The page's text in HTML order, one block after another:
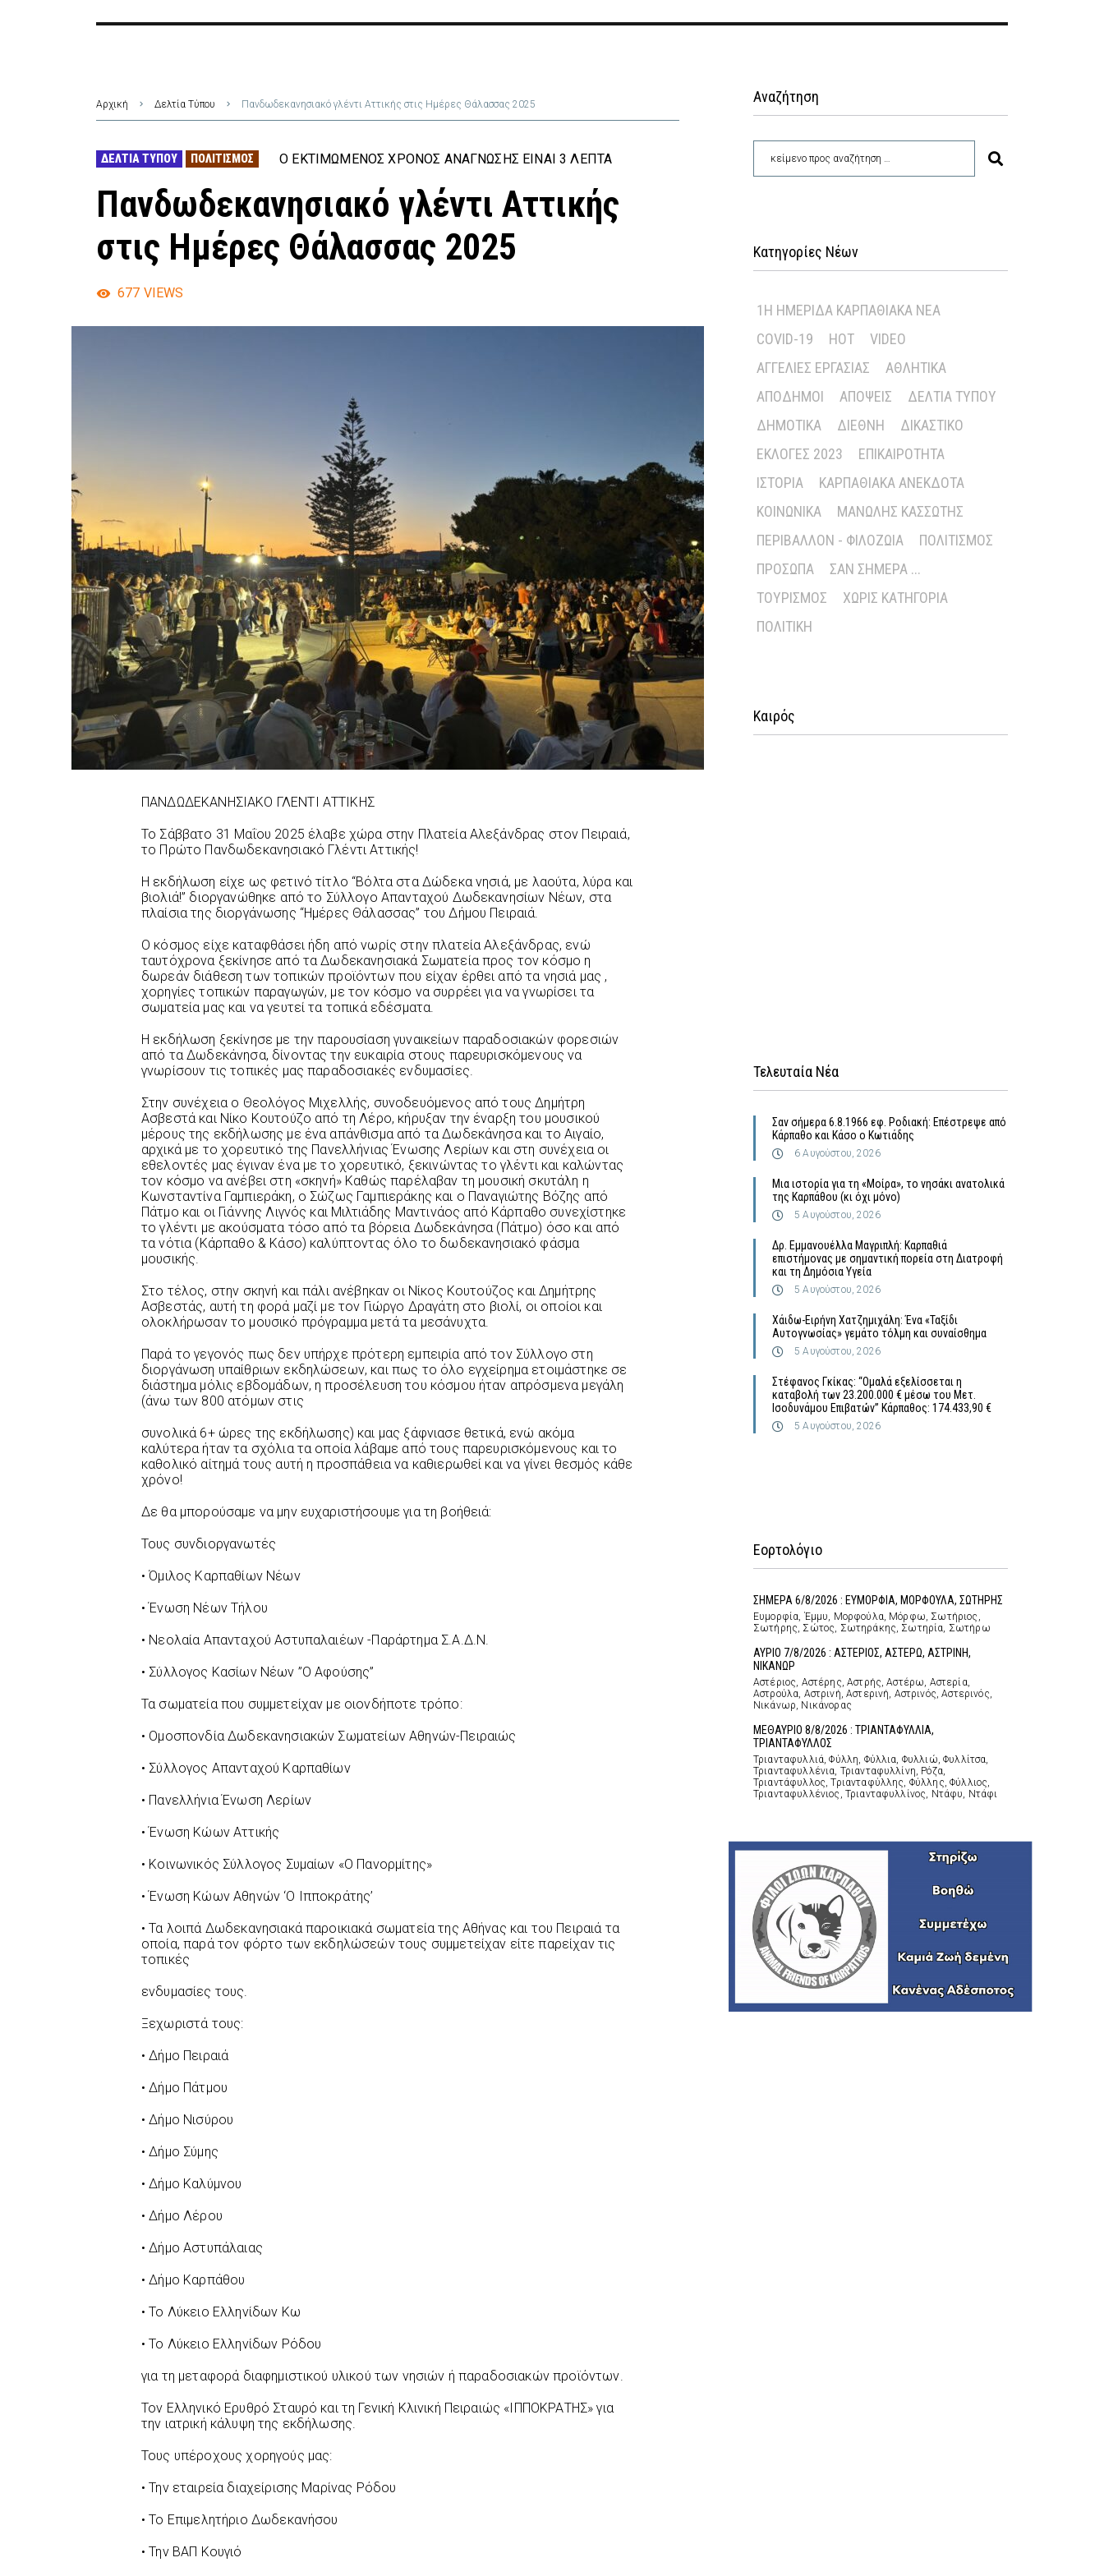
Αρχική Δελτία Τύπου Πανδωδεκανησιακό γλέντι Αττικής στις Ημέρες Θάλασσας 2025
ΔΕΛΤΊΑ ΤΎΠΟΥ ΠΟΛΙΤΙΣΜΌΣ Ο ΕΚΤΙΜΏΜΕΝΟΣ ΧΡΌΝΟΣ ΑΝΆΓΝΩΣΗΣ ΕΊΝΑΙ 3 ΛΕΠΤΆ
Πανδωδεκανησιακό γλέντι Αττικής
στις Ημέρες Θάλασσας 2025
677 VIEWS
ΠΑΝΔΩΔΕΚΑΝΗΣΙΑΚΟ ΓΛΕΝΤΙ ΑΤΤΙΚΗΣ
Το Σάββατο 31 Μαΐου 2025 έλαβε χώρα στην Πλατεία Αλεξάνδρας στον Πειραιά,
το Πρώτο Πανδωδεκανησιακό Γλέντι Αττικής!
Η εκδήλωση είχε ως φετινό τίτλο “Βόλτα στα Δώδεκα νησιά, με λαούτα, λύρα και
βιολιά!” διοργανώθηκε από το Σύλλογο Απανταχού Δωδεκανησίων Νέων, στα
πλαίσια της διοργάνωσης “Ημέρες Θάλασσας” του Δήμου Πειραιά.
Ο κόσμος είχε καταφθάσει ήδη από νωρίς στην πλατεία Αλεξάνδρας, ενώ
ταυτόχρονα ξεκίνησε από τα Δωδεκανησιακά Σωματεία προς τον κόσμο η
δωρεάν διάθεση των τοπικών προϊόντων που είχαν έρθει από τα νησιά μας ,
χορηγίες τοπικών παραγωγών, με τον κόσμο να συρρέει για να γνωρίσει τα
σωματεία μας και να γευτεί τα τοπικά εδέσματα.
Η εκδήλωση ξεκίνησε με την παρουσίαση γυναικείων παραδοσιακών φορεσιών
από τα Δωδεκάνησα, δίνοντας την ευκαιρία στους παρευρισκόμενους να
γνωρίσουν τις τοπικές μας παραδοσιακές ενδυμασίες.
Στην συνέχεια ο Θεολόγος Μιχελλής, συνοδευόμενος από τους Δημήτρη
Ασβεστά και Νίκο Κουτούζο από τη Λέρο, κήρυξαν την έναρξη του μουσικού
μέρους της εκδήλωσης με ένα απάνθισμα από τα Δωδεκάνησα και το Αιγαίο,
αρχικά με το χορευτικό της Πανελλήνιας Ένωσης Λερίων και στη συνέχεια οι
εθελοντές μας έγιναν ένα με το χορευτικό, ξεκινώντας το γλέντι και καλώντας
τον κόσμο να ανέβει στη «σκηνή» Καθώς παρέλαβαν τη μουσική σκυτάλη η
Κωνσταντίνα Γαμπιεράκη, ο Σώζως Γαμπιεράκης και ο Παναγιώτης Βόζης από
Πάτμο και οι Γιάννης Λιγνός και Μιλτιάδης Μαντινάος από Κάρπαθο συνεχίστηκε
το γλέντι με ακούσματα τόσο από τα βόρεια Δωδεκάνησα (Πάτμο) όσο και από
τα νότια (Κάρπαθο & Κάσο) καλύπτοντας όλο το δωδεκανησιακό φάσμα
μουσικής.
Στο τέλος, στην σκηνή και πάλι ανέβηκαν οι Νίκος Κουτούζος και Δημήτρης
Ασβεστάς, αυτή τη φορά μαζί με τον Γιώργο Δραγάτη στο βιολί, οι οποίοι και
ολοκλήρωσαν το μουσικό πρόγραμμα μετά τα μεσάνυχτα.
Παρά το γεγονός πως δεν υπήρχε πρότερη εμπειρία από τον Σύλλογο στη
διοργάνωση υπαίθριων εκδηλώσεων, και πως το όλο εγχείρημα ετοιμάστηκε σε
διάστημα μόλις εβδομάδων, η προσέλευση του κόσμου ήταν απρόσμενα μεγάλη
(άνω των 800 ατόμων στις
συνολικά 6+ ώρες της εκδήλωσης) και μας ξάφνιασε θετικά, ενώ ακόμα
καλύτερα ήταν τα σχόλια τα οποία λάβαμε από τους παρευρισκόμενους και το
καθολικό αίτημά τους αυτή η προσπάθεια να καθιερωθεί και να γίνει θεσμός κάθε
χρόνο!
Δε θα μπορούσαμε να μην ευχαριστήσουμε για τη βοήθειά:
Τους συνδιοργανωτές
• Όμιλος Καρπαθίων Νέων
• Ένωση Νέων Τήλου
• Νεολαία Απανταχού Αστυπαλαιέων -Παράρτημα Σ.Α.Δ.Ν.
• Σύλλογος Κασίων Νέων ”Ο Αφούσης”
Τα σωματεία που συμμετείχαν με οιονδήποτε τρόπο:
• Ομοσπονδία Δωδεκανησιακών Σωματείων Αθηνών-Πειραιώς
• Σύλλογος Απανταχού Καρπαθίων
• Πανελλήνια Ένωση Λερίων
• Ένωση Κώων Αττικής
• Κοινωνικός Σύλλογος Συμαίων «Ο Πανορμίτης»
• Ένωση Κώων Αθηνών ‘Ο Ιπποκράτης’
• Τα λοιπά Δωδεκανησιακά παροικιακά σωματεία της Αθήνας και του Πειραιά τα
οποία, παρά τον φόρτο των εκδηλώσεών τους συμμετείχαν είτε παρείχαν τις
τοπικές
ενδυμασίες τους.
Ξεχωριστά τους:
• Δήμο Πειραιά
• Δήμο Πάτμου
• Δήμο Νισύρου
• Δήμο Σύμης
• Δήμο Καλύμνου
• Δήμο Λέρου
• Δήμο Αστυπάλαιας
• Δήμο Καρπάθου
• Το Λύκειο Ελληνίδων Κω
• Το Λύκειο Ελληνίδων Ρόδου
για τη μεταφορά διαφημιστικού υλικού των νησιών ή παραδοσιακών προϊόντων.
Τον Ελληνικό Ερυθρό Σταυρό και τη Γενική Κλινική Πειραιώς «ΙΠΠΟΚΡΑΤΗΣ» για
την ιατρική κάλυψη της εκδήλωσης.
Τους υπέροχους χορηγούς μας:
• Την εταιρεία διαχείρισης Μαρίνας Ρόδου
• Το Επιμελητήριο Δωδεκανήσου
• Την ΒΑΠ Κουγιό
Αναζήτηση
Κατηγορίες Νέων
1Η ΗΜΕΡΊΔΑ ΚΑΡΠΑΘΙΑΚΆ ΝΈΑ
COVID-19
HOT
VIDEO
ΑΓΓΕΛΊΕΣ ΕΡΓΑΣΊΑΣ
ΑΘΛΗΤΙΚΆ
ΑΠΌΔΗΜΟΙ
ΑΠΌΨΕΙΣ
ΔΕΛΤΊΑ ΤΎΠΟΥ
ΔΗΜΟΤΙΚΆ
ΔΙΕΘΝΉ
ΔΙΚΑΣΤΙΚΌ
ΕΚΛΟΓΈΣ 2023
ΕΠΙΚΑΙΡΌΤΗΤΑ
ΙΣΤΟΡΊΑ
ΚΑΡΠΑΘΙΑΚΆ ΑΝΈΚΔΟΤΑ
ΚΟΙΝΩΝΙΚΆ
ΜΑΝΏΛΗΣ ΚΑΣΣΏΤΗΣ
ΠΕΡΙΒΆΛΛΟΝ - ΦΙΛΟΖΩΊΑ
ΠΟΛΙΤΙΣΜΌΣ
ΠΡΌΣΩΠΑ
ΣΑΝ ΣΉΜΕΡΑ ...
ΤΟΥΡΙΣΜΌΣ
ΧΩΡΊΣ ΚΑΤΗΓΟΡΊΑ
ΠΟΛΙΤΙΚΉ
Καιρός
Τελευταία Νέα
Σαν σήμερα 6.8.1966 εφ. Ροδιακή: Επέστρεψε από
Κάρπαθο και Κάσο ο Κωτιάδης
6 Αυγούστου, 2026
Μια ιστορία για τη «Μοίρα», το νησάκι ανατολικά
της Καρπάθου (κι όχι μόνο)
5 Αυγούστου, 2026
Δρ. Εμμανουέλλα Μαγριπλή: Καρπαθιά
επιστήμονας με σημαντική πορεία στη Διατροφή
και τη Δημόσια Υγεία
5 Αυγούστου, 2026
Χάιδω-Ειρήνη Χατζημιχάλη: Ένα «Ταξίδι
Αυτογνωσίας» γεμάτο τόλμη και συναίσθημα
5 Αυγούστου, 2026
Στέφανος Γκίκας: “Ομαλά εξελίσσεται η
καταβολή των 23.200.000 € μέσω του Μετ.
Ισοδυνάμου Επιβατών” Κάρπαθος: 174.433,90 €
5 Αυγούστου, 2026
Εορτολόγιο
ΣΗΜΕΡΑ 6/8/2026 : ΕΥΜΟΡΦΙΑ, ΜΟΡΦΟΥΛΑ, ΣΩΤΗΡΗΣ
Ευμορφία, Έμμυ, Μορφούλα, Μόρφω, Σωτήριος,
Σωτήρης, Σώτος, Σωτηράκης, Σωτηρία, Σωτήρω
ΑΥΡΙΟ 7/8/2026 : ΑΣΤΕΡΙΟΣ, ΑΣΤΕΡΩ, ΑΣΤΡΙΝΗ,
ΝΙΚΑΝΩΡ
Αστέριος, Αστέρης, Αστρής, Αστέρω, Αστερία,
Αστρούλα, Αστρινή, Αστερινή, Αστρινός, Αστερινός,
Νικάνωρ, Νικάνορας
ΜΕΘΑΥΡΙΟ 8/8/2026 : ΤΡΙΑΝΤΑΦΥΛΛΙΑ,
ΤΡΙΑΝΤΑΦΥΛΛΟΣ
Τριανταφυλλιά, Φύλλη, Φύλλια, Φυλλιώ, Φυλλίτσα,
Τριανταφυλλένια, Τριανταφυλλίνη, Ρόζα,
Τριαντάφυλλος, Τριανταφύλλης, Φύλλης, Φύλλιος,
Τριανταφυλλένιος, Τριανταφυλλίνος, Ντάφυ, Ντάφι